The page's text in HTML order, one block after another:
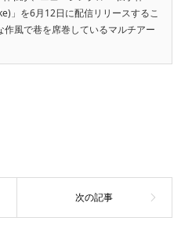
」を6月12日に配信リリースするこ
作風で巷を席巻しているマルチアー